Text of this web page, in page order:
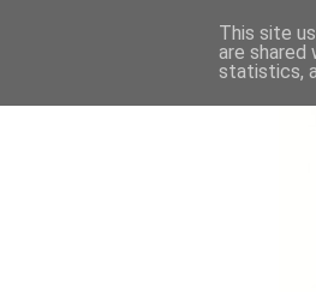
This site
are shared
statistics,